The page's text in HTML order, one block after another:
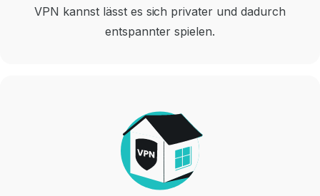
VPN kannst lässt es sich privater und dadurch
entspannter spielen.